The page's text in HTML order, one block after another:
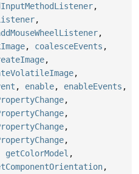
,
,
,
, coalesceEvents ,
,
,
, enable, enableEvents ,
,
,
,
,
getColorModel ,
,